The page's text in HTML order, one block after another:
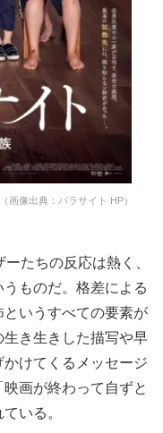
画像出典：パラサイト HP）
たちの反応は熱く、
うものだ。格差による
いうすべての要素が
き生きした描写や早
けてくるメッセージ
画が終わって自ずと
いる。